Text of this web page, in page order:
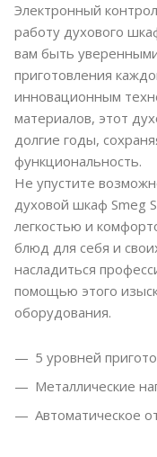
Электронный
работу духового
вам быть
приготовления
инновационным
материалов, этот
долгие годы,
функциональность.
Не упустите
духовой шкаф Smeg
легкостью и
блюд для себя и
насладиться
помощью этого
оборудования.
5 уровней
Металлические
Автоматическое